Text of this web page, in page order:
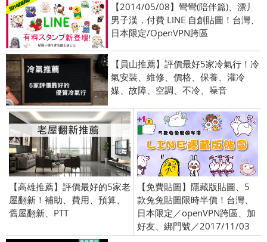
【2014/05/08】彎彎(陪伴篇)、漂丿
男子漢，付費 LINE 自創貼圖！台灣、
日本限定/OpenVPN跨區
【員山推薦】評價最好5家冷氣行！冷
氣安裝、維修、價格、保養、灌冷
媒、故障、空調、不冷、噪音
【高雄推薦】評價最好的5家老
屋翻新！補助、費用、預算、
舊屋翻新、PTT
【免費貼圖】隱藏版貼圖、5
款兔兔貼圖限時半價！台灣、
日本限定／openVPN跨區、加
好友、綁門號／2017/11/03